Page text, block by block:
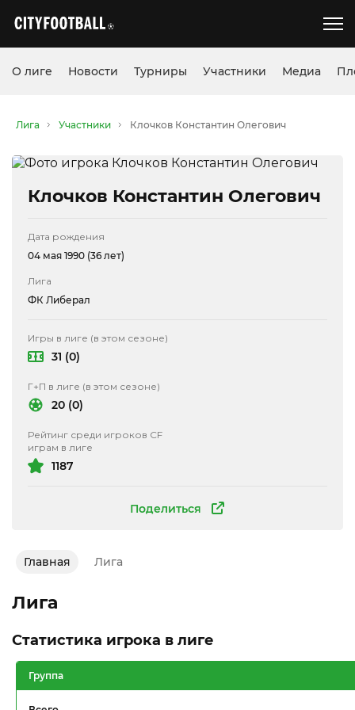
О лиге Новости Турниры Участники Медиа
Лига Участники Клочков Константин Олегович
Клочков Константин Олегович
Поделиться
Дата рождения
04 мая 1990 (36 лет)
Лига
ФК Либерал
Игры в лиге (в этом сезоне)
31 (0)
Г+П в лиге (в этом сезоне)
20 (0)
Рейтинг среди игроков CF
играм в лиге
1187
Главная Лига
Лига
Статистика игрока в лиге
Группа